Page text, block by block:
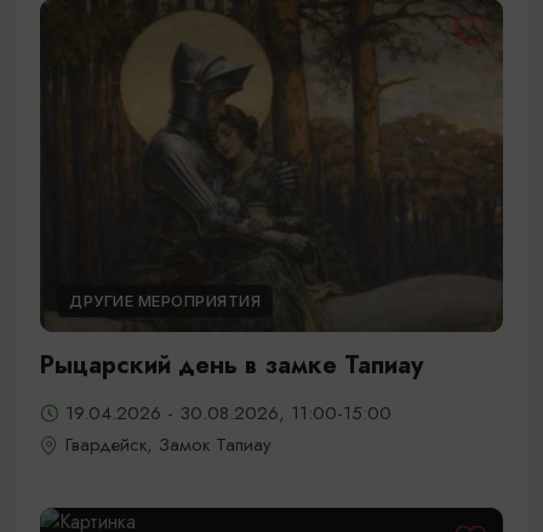
ДРУГИЕ МЕРОПРИЯТИЯ
Рыцарский день в замке Тапиау
19.04.2026 - 30.08.2026, 11:00-15:00
Гвардейск, Замок Тапиау